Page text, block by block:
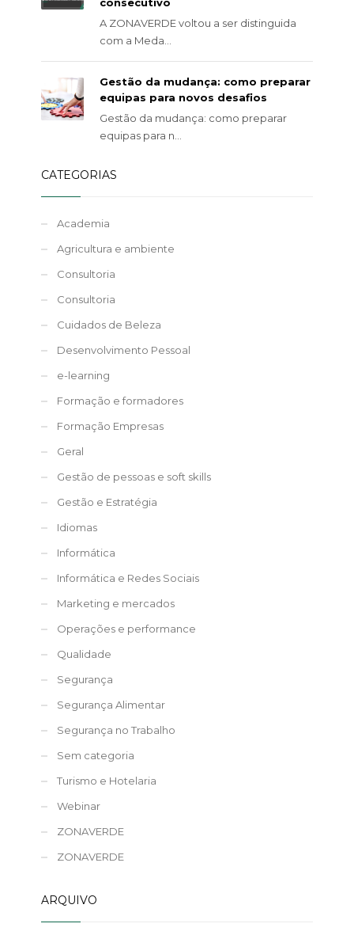
A ZONAVERDE voltou a ser distinguida
com a Meda...
Gestão da mudança: como preparar
equipas para novos desafios
Gestão da mudança: como preparar
equipas para n...
CATEGORIAS
Academia
Agricultura e ambiente
Consultoria
Consultoria
Cuidados de Beleza
Desenvolvimento Pessoal
e-learning
Formação e formadores
Formação Empresas
Geral
Gestão de pessoas e soft skills
Gestão e Estratégia
Idiomas
Informática
Informática e Redes Sociais
Marketing e mercados
Operações e performance
Qualidade
Segurança
Segurança Alimentar
Segurança no Trabalho
Sem categoria
Turismo e Hotelaria
Webinar
ZONAVERDE
ZONAVERDE
ARQUIVO